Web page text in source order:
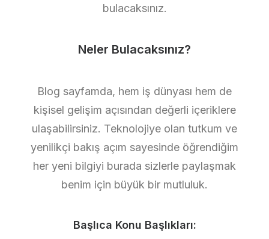
bulacaksınız.
Neler Bulacaksınız?
Blog sayfamda, hem iş dünyası hem de
kişisel gelişim açısından değerli içeriklere
ulaşabilirsiniz. Teknolojiye olan tutkum ve
yenilikçi bakış açım sayesinde öğrendiğim
her yeni bilgiyi burada sizlerle paylaşmak
benim için büyük bir mutluluk.
Başlıca Konu Başlıkları: